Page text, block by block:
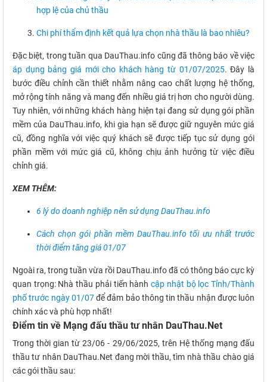
hợp lệ của chủ thầu
Chi phí thẩm định kết quả lựa chọn nhà thầu là bao nhiêu?
Đặc biệt, trong tuần qua DauThau.info cũng đã thông báo về việc
áp dụng bảng giá mới cho khách hàng từ 01/07/2025. Đây là
bước điều chỉnh cần thiết nhằm nâng cao chất lượng hệ thống,
mở rộng tính năng và mang đến nhiều giá trị hơn cho người dùng.
Tuy nhiên, với những khách hàng hiện tại đang sử dụng gói phần
mềm của DauThau.info, khi gia hạn sẽ được giữ nguyên mức giá
cũ, đồng nghĩa với việc quý khách sẽ được tiếp tục sử dụng gói
phần mềm với mức giá cũ, không chịu ảnh hưởng từ việc điều
chỉnh giá.
XEM THÊM:
6 lý do doanh nghiệp nên sử dụng DauThau.info
Cách chọn gói phần mềm DauThau.info tối ưu nhất trước
thời điểm tăng giá 01/07
Ngoài ra, trong tuần vừa rồi DauThau.info đã có thông báo cực kỳ
quan trọng: Nhà thầu phải tiến hànhcập nhật bộ lọc Tỉnh/Thành
phố trước ngày 01/07để đảm bảo thông tin thầu nhận được luôn
chính xác và phù hợp nhất!
Điểm tin về Mạng đấu thầu tư nhân DauThau.Net
Trong thời gian từ 23/06 - 29/06/2025, trên Hệ thống mạng đấu
thầu tư nhân DauThau.Net đang mời thầu, tìm nhà thầu chào giá
các gói thầu sau: